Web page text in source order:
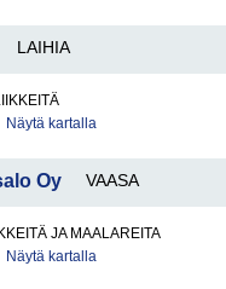
LAIHIA
Näytä kartalla
Oy VAASA
JA MAALAREITA
Näytä kartalla